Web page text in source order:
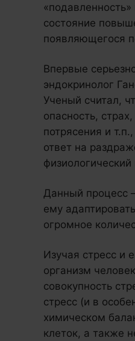
состояние
появляющегося
Впервые
эндокринолог
Ученый считал,
опасность,
потрясения и
ответ на
физиологический
Данный процесс
ему
огромное
Изучая стресс и
организм
совокупность
стресс (и в
химическом
клеток, а также